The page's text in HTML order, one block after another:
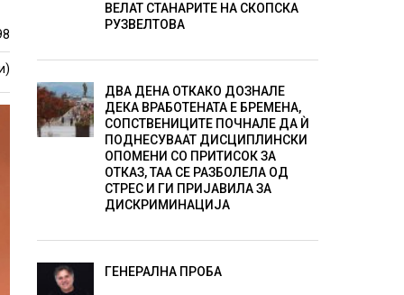
ВЕЛАТ СТАНАРИТЕ НА СКОПСКА
РУЗВЕЛТОВА
ДВА ДЕНА ОТКАКО ДОЗНАЛЕ
ДЕКА ВРАБОТЕНАТА Е БРЕМЕНА,
СОПСТВЕНИЦИТЕ ПОЧНАЛЕ ДА Ѝ
ПОДНЕСУВААТ ДИСЦИПЛИНСКИ
ОПОМЕНИ СО ПРИТИСОК ЗА
ОТКАЗ, ТАА СЕ РАЗБОЛЕЛА ОД
СТРЕС И ГИ ПРИЈАВИЛА ЗА
ДИСКРИМИНАЦИЈА
ГЕНЕРАЛНА ПРОБА